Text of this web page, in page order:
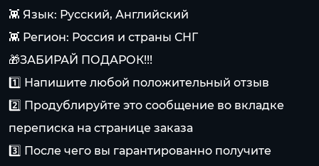
👾 Язык: Русский, Английский
👾 Регион: Россия и страны СНГ
🎁ЗАБИРАЙ ПОДАРОК!!!
1️⃣ Напишите любой положительный отзыв
2️⃣ Продублируйте это сообщение во вкладке
переписка на странице заказа
3️⃣ После чего вы гарантированно получите